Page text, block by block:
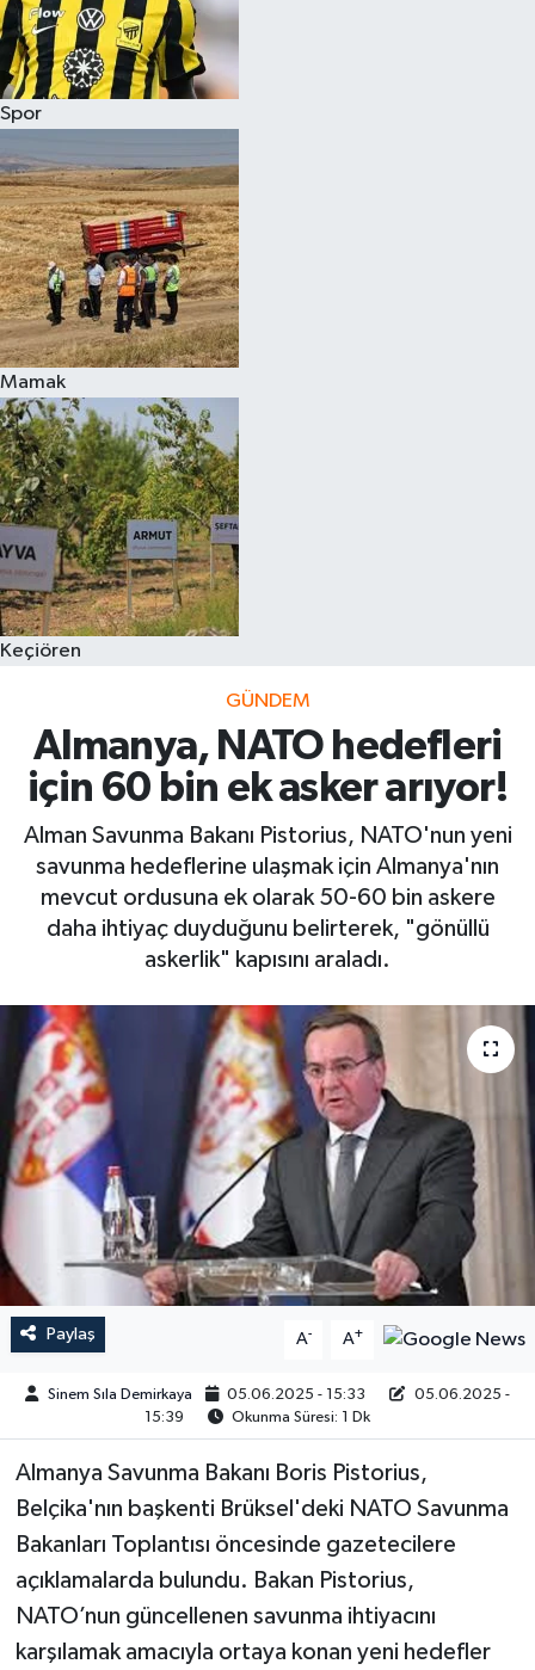
Spor
Mamak
Keçiören
GÜNDEM
Almanya, NATO hedefleri
için 60 bin ek asker arıyor!
Alman Savunma Bakanı Pistorius, NATO'nun yeni
savunma hedeflerine ulaşmak için Almanya'nın
mevcut ordusuna ek olarak 50-60 bin askere
daha ihtiyaç duyduğunu belirterek, "gönüllü
askerlik" kapısını araladı.
Paylaş A- A+
Sinem Sıla Demirkaya 05.06.2025 - 15:33
05.06.2025 -
15:39
Okunma Süresi: 1 Dk
Almanya Savunma Bakanı Boris Pistorius,
Belçika'nın başkenti Brüksel'deki NATO Savunma
Bakanları Toplantısı öncesinde gazetecilere
açıklamalarda bulundu. Bakan Pistorius,
NATO’nun güncellenen savunma ihtiyacını
karşılamak amacıyla ortaya konan yeni hedefler